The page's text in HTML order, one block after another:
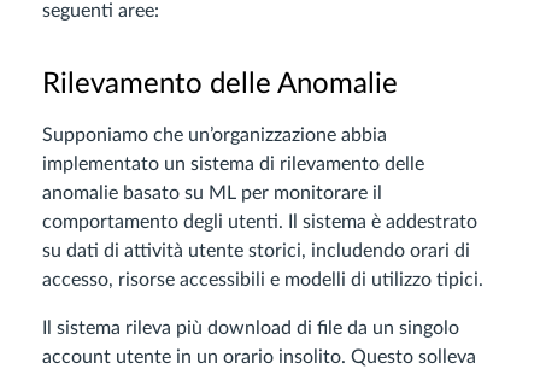
seguenti aree:
Rilevamento delle Anomalie
Supponiamo che un’organizzazione abbia
implementato un sistema di rilevamento delle
anomalie basato su ML per monitorare il
comportamento degli utenti. Il sistema è addestrato
su dati di attività utente storici, includendo orari di
accesso, risorse accessibili e modelli di utilizzo tipici.
Il sistema rileva più download di file da un singolo
account utente in un orario insolito. Questo solleva